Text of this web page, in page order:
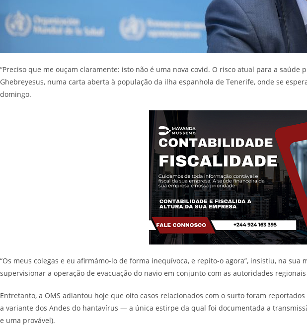
“Preciso que me ouçam claramente: isto não é uma nova covid. O risco atual para a
Ghebreyesus, numa carta aberta à população da ilha espanhola de Tenerife, onde se
domingo.
“Os meus colegas e eu afirmámo-lo de forma inequívoca, e repito-o agora”, insistiu, na
supervisionar a operação de evacuação do navio em conjunto com as autoridades
Entretanto, a OMS adiantou hoje que oito casos relacionados com o surto foram
a variante dos Andes do hantavírus — a única estirpe da qual foi documentada a
e uma provável).